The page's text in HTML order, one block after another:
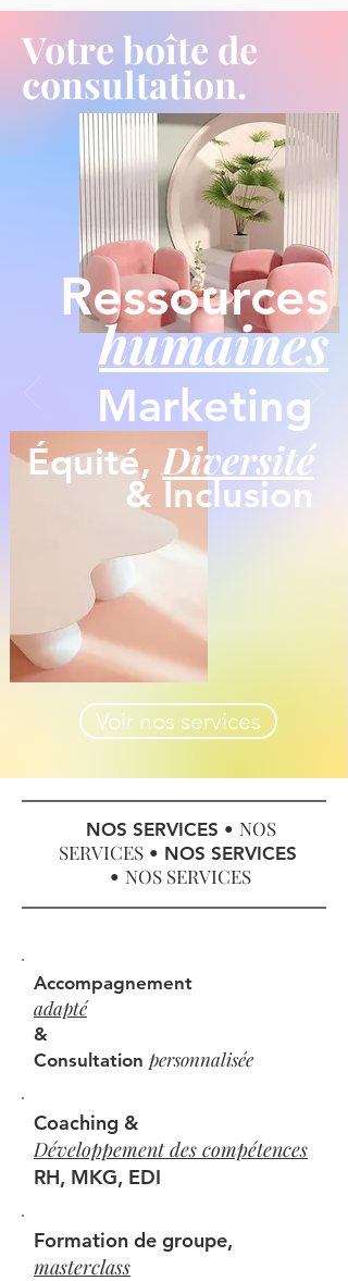
Votre boîte de
consultation.
Ressources
humaines
Marketing
Équité,Diversité
& Inclusion
Voir nos services
Accompagnement
adapté
&
Consultation personnalisée
Coaching &
Développement des compétences
RH, MKG, EDI
Formation de groupe,
masterclass
NOS SERVICES • NOS
SERVICES • NOS SERVICES
• NOS SERVICES